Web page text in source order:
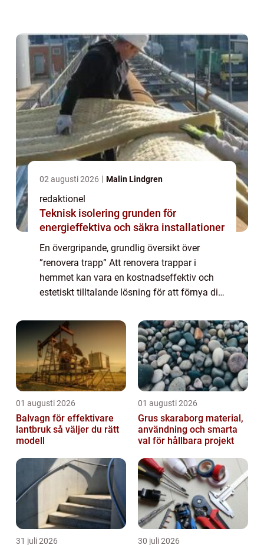
02 augusti 2026 Malin Lindgren
redaktionel
Teknisk isolering grunden för
energieffektiva och säkra installationer
En övergripande, grundlig översikt över
”renovera trapp” Att renovera trappar i
hemmet kan vara en kostnadseffektiv och
estetiskt tilltalande lösning för att förnya ditt
ge ett nytt liv åt ditt...
01 augusti 2026
Balvagn för effektivare
lantbruk så väljer du rätt
modell
01 augusti 2026
Grus skaraborg material,
användning och smarta
val för hållbara projekt
31 juli 2026 30 juli 2026